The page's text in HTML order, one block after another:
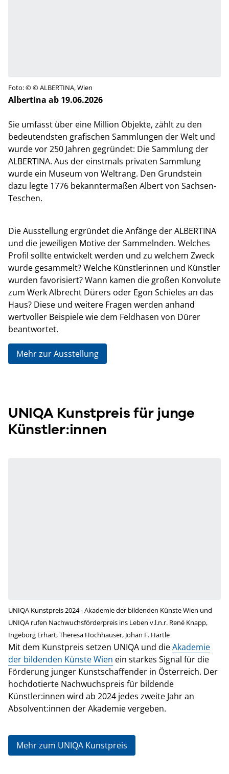
Foto: © © ALBERTINA, Wien
Albertina ab 19.06.2026
Sie umfasst über eine Million Objekte, zählt zu den
bedeutendsten grafischen Sammlungen der Welt und
wurde vor 250 Jahren gegründet: Die Sammlung der
ALBERTINA. Aus der einstmals privaten Sammlung
wurde ein Museum von Weltrang. Den Grundstein
dazu legte 1776 bekanntermaßen Albert von Sachsen-
Teschen.
Die Ausstellung ergründet die Anfänge der ALBERTINA
und die jeweiligen Motive der Sammelnden. Welches
Profil sollte entwickelt werden und zu welchem Zweck
wurde gesammelt? Welche Künstlerinnen und Künstler
wurden favorisiert? Wann kamen die großen Konvolute
zum Werk Albrecht Dürers oder Egon Schieles an das
Haus? Diese und weitere Fragen werden anhand
wertvoller Beispiele wie dem Feldhasen von Dürer
beantwortet.
Mehr zur Ausstellung
UNIQA Kunstpreis für junge
Künstler:innen
UNIQA Kunstpreis 2024 - Akademie der bildenden Künste Wien und
UNIQA rufen Nachwuchsförderpreis ins Leben v.l.n.r. René Knapp,
Ingeborg Erhart, Theresa Hochhauser, Johan F. Hartle
Mit dem Kunstpreis setzen UNIQA und dieAkademie
der bildenden Künste Wien ein starkes Signal für die
Förderung junger Kunstschaffender in Österreich. Der
hochdotierte Nachwuchspreis für bildende
Künstler:innen wird ab 2024 jedes zweite Jahr an
Absolvent:innen der Akademie vergeben.
Mehr zum UNIQA Kunstpreis